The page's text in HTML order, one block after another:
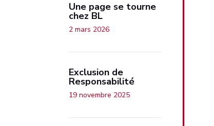
Une page se tourne
chez BL
2 mars 2026
Exclusion de
Responsabilité
19 novembre 2025